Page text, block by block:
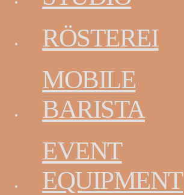
RÖSTEREI
MOBILE
BARISTA
EVENT
EQUIPMENT
DEHOGA SOMMERFEST
10. Juni 2017
Kategorien
Allgemein(3)
Juni 2017(3)